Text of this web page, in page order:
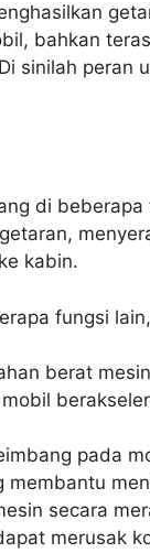
bahkan
sinilah peran
di beberapa
kabin.
fungsi
berat
pada
membantu
secara
merusak